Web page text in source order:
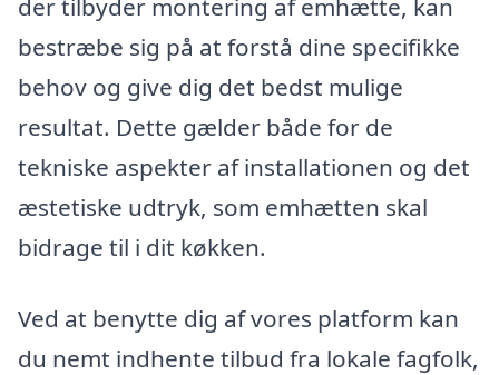
der tilbyder montering af emhætte, kan
bestræbe sig på at forstå dine specifikke
behov og give dig det bedst mulige
resultat. Dette gælder både for de
tekniske aspekter af installationen og det
æstetiske udtryk, som emhætten skal
bidrage til i dit køkken.
Ved at benytte dig af vores platform kan
du nemt indhente tilbud fra lokale fagfolk,